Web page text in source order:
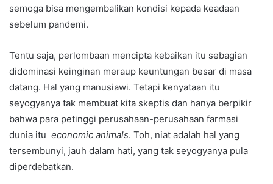
semoga bisa mengembalikan kondisi kepada keadaan
sebelum pandemi.
Tentu saja, perlombaan mencipta kebaikan itu sebagian
didominasi keinginan meraup keuntungan besar di masa
datang. Hal yang manusiawi. Tetapi kenyataan itu
seyogyanya tak membuat kita skeptis dan hanya berpikir
bahwa para petinggi perusahaan-perusahaan farmasi
dunia itu economic animals. Toh, niat adalah hal yang
tersembunyi, jauh dalam hati, yang tak seyogyanya pula
diperdebatkan.